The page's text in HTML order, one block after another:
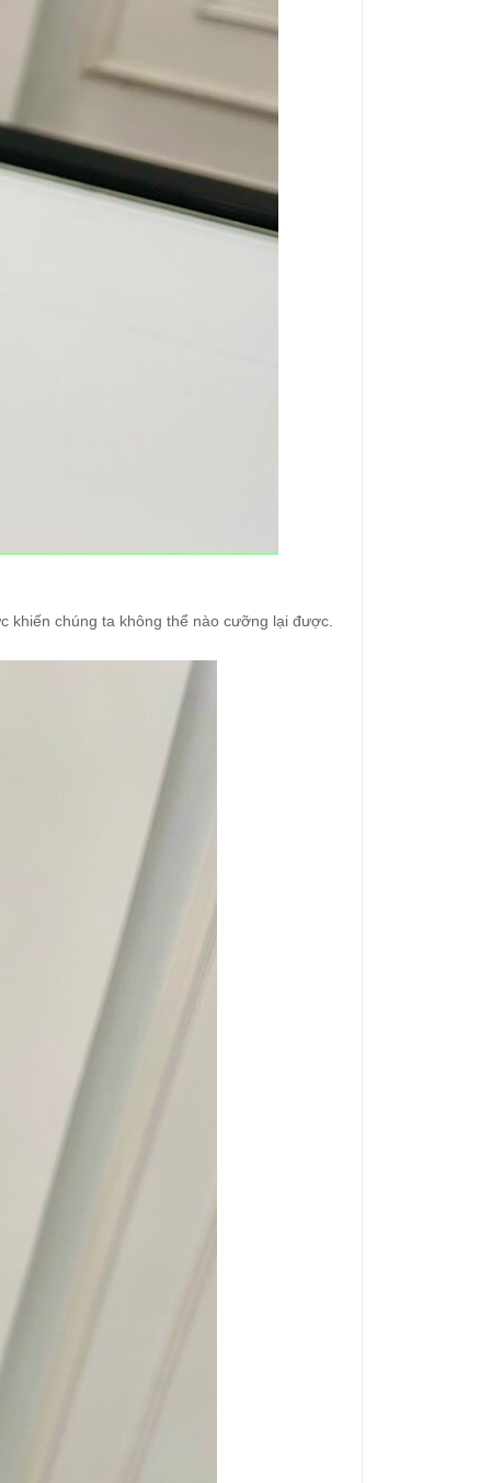
khiến chúng ta không thể nào cưỡng lại được.